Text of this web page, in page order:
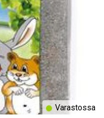
Varastossa